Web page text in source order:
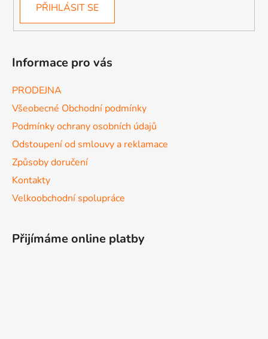
PŘIHLÁSIT SE
Informace pro vás
PRODEJNA
Všeobecné Obchodní podmínky
Podmínky ochrany osobních údajů
Odstoupení od smlouvy a reklamace
Způsoby doručení
Kontakty
Velkoobchodní spolupráce
Přijímáme online platby